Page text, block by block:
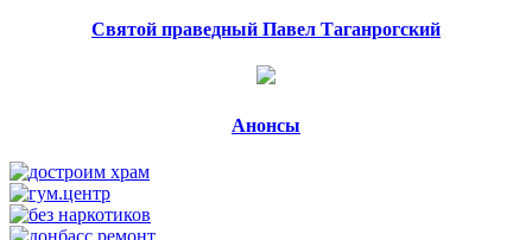
Святой праведный Павел Таганрогский
Анонсы